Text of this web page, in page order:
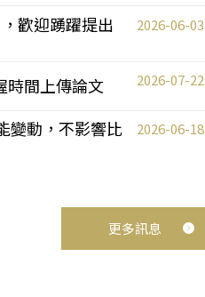
歡迎踴躍提出
2026-06-03
時間上傳論文 2026-07-22
變動，不影響比
2026-06-18
更多訊息